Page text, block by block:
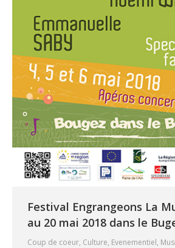
Festival Engrangeons La
au 20 mai 2018 dans le
Coup de coeur, Culture, Evenementiel,